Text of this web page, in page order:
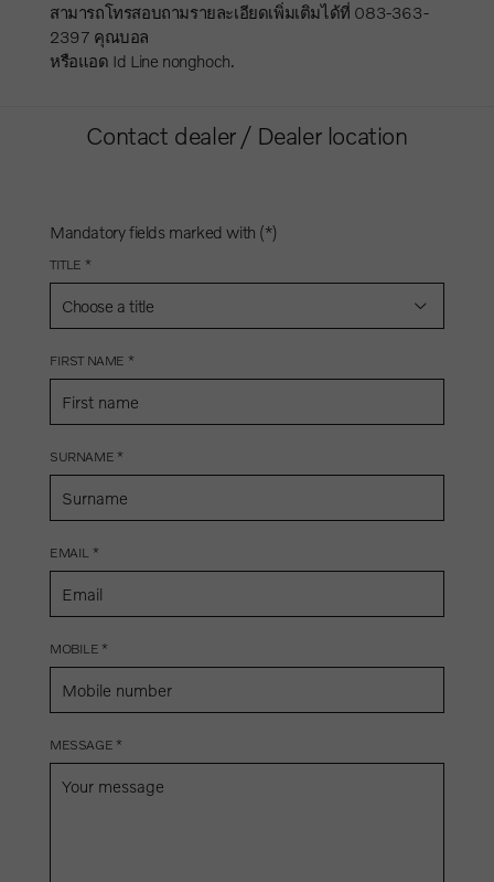
สามารถโทรสอบถามรายละเอียดเพิ่มเติมได้ที่ 083-363-
2397 คุณบอล
หรือแอด Id Line nonghoch.
Contact dealer / Dealer location
Mandatory fields marked with (*)
TITLE *
Choose a title
FIRST NAME *
SURNAME *
EMAIL *
MOBILE *
MESSAGE *